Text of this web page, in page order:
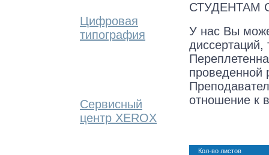
Цифровая
типография
Сервисный
центр XEROX
СТУДЕНТАМ
У нас Вы
диссертаций,
проведенной
отношение к
Кол-во листов